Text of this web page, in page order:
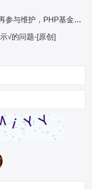
PHP基金会加速成立-[转载]
√的问题-[原创]